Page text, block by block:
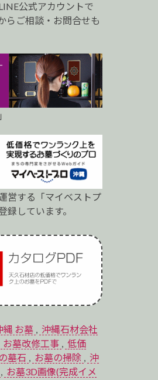
公式アカウントで
らご相談・お問合せも
営する「マイベストプ
録しています。
縄 お墓 , 沖縄石材会社
お墓改修工事 , 低価
墓石 , お墓の掃除 , 沖
, お墓3D画像(完成イメ